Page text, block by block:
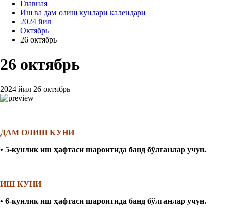
Главная
Иш ва дам олиш кунлари календари
2024 йил
Октябрь
26 октябрь
26 октябрь
2024 йил 26 октябрь
ДАМ ОЛИШ КУНИ
• 5-кунлик иш ҳафтаси шароитида банд бўлганлар учун.
ИШ КУНИ
• 6-кунлик иш ҳафтаси шароитида банд бўлганлар учун.